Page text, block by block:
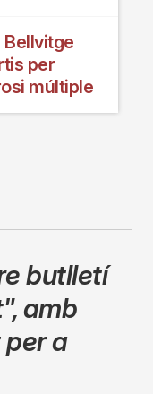
Bellvitge
per
múltiple
butlletí
,amb
a